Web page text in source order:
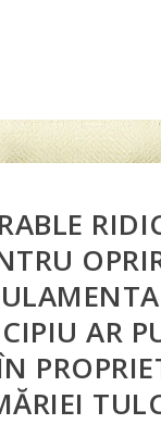
AR